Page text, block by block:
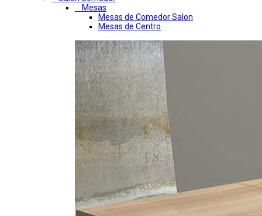
Mesas
Mesas de Comedor Salon
Mesas de Centro